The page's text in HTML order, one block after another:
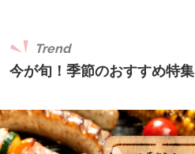
今が旬！季節のおすすめ特集
Trend